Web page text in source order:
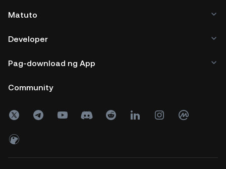
Matuto
Developer
Pag-download ng App
Community